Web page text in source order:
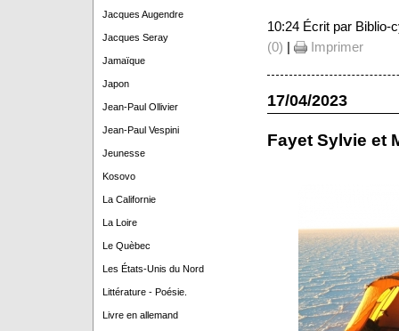
Jacques Augendre
Jacques Seray
Jamaïque
Japon
Jean-Paul Ollivier
Jean-Paul Vespini
Jeunesse
Kosovo
La Californie
La Loire
Le Quèbec
Les États-Unis du Nord
Littérature - Poésie.
Livre en allemand
10:24 Écrit par Biblio-
(0) | Imprimer
17/04/2023
Fayet Sylvie et